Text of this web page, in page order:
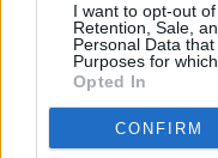
I want to opt-out
Retention, Sale,
Personal Data
Purposes for
Opted In
CONFIRM